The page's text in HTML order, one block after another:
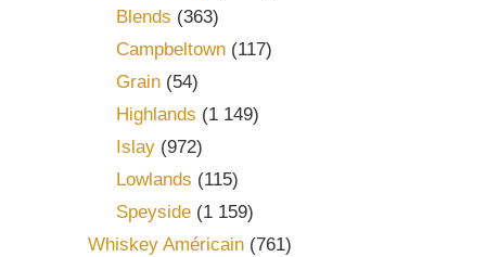
Blends (363)
Campbeltown(117)
Grain(54)
Highlands (1 149)
Islay(972)
Lowlands (115)
Speyside(1 159)
Whiskey Américain (761)